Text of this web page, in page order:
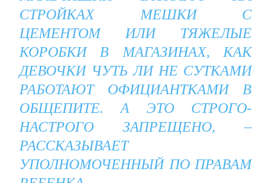
СТРОЙКАХ МЕШКИ С
ЦЕМЕНТОМ ИЛИ ТЯЖЕЛЫЕ
КОРОБКИ В МАГАЗИНАХ, КАК
ДЕВОЧКИ ЧУТЬ ЛИ НЕ СУТКАМИ
РАБОТАЮТ ОФИЦИАНТКАМИ В
ОБЩЕПИТЕ. А ЭТО СТРОГО-
НАСТРОГО ЗАПРЕЩЕНО, –
РАССКАЗЫВАЕТ
УПОЛНОМОЧЕННЫЙ ПО ПРАВАМ